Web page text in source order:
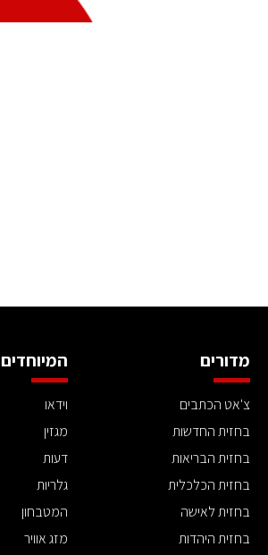
מדורים
צ'אט הכתבים
בחזית החדשות
בחזית הבריאות
בחזית הכלכלית
בחזית לאישה
בחזית היהדות
המיוחדים
וידאו
מגזין
דעות
גלריות
המטבחון
מזג אוויר